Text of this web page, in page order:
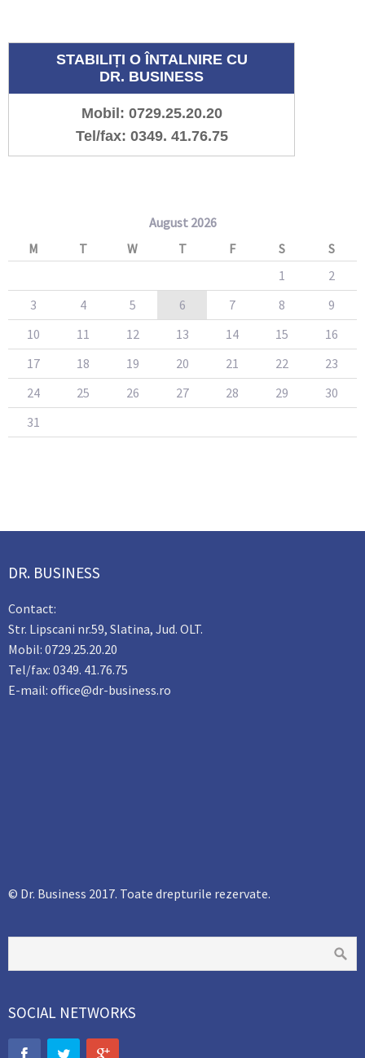
STABILIȚI O ÎNTALNIRE CU
DR. BUSINESS
Mobil: 0729.25.20.20
Tel/fax: 0349. 41.76.75
August 2026
M
T W T F S
S
1
2
3
4 5 6 7 8
9
10
11 12 13 14 15
16
17
18 19 20 21 22
23
24
25 26 27 28 29
30
31
DR. BUSINESS
Contact:
Str. Lipscani nr.59, Slatina, Jud. OLT.
Mobil: 0729.25.20.20
Tel/fax: 0349. 41.76.75
E-mail: office@dr-business.ro
© Dr. Business 2017. Toate drepturile rezervate.
SOCIAL NETWORKS